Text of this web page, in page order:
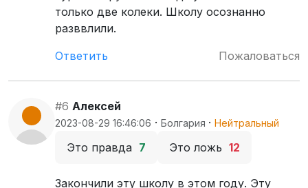
только две колеки. Школу осознанно
разввлили.
Ответить
Пожаловаться
#6 Алексей
2023-08-29 16:46:06 · Болгария · Нейтральный
Это правда 7 Это ложь 12
Закончили эту школу в этом году. Эту